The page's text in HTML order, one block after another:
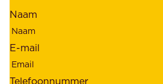
o
u
w
b
Naam
E-mail
Telefoonnummer